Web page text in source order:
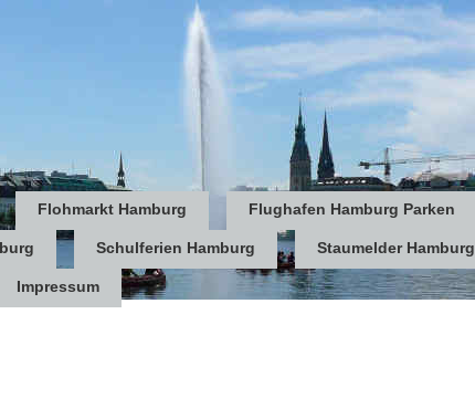
Flohmarkt Hamburg Flughafen Hamburg Parken
Schulferien Hamburg Staumelder Hamburg
Impressum